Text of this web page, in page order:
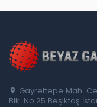
Gayrettepe Mah.
Blk. No:25 Beşiktaş